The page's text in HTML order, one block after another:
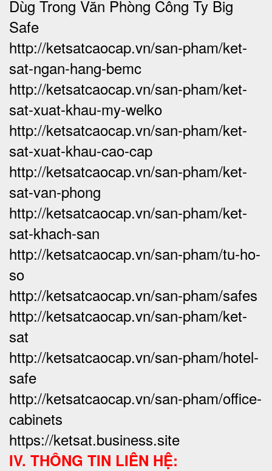
Dùg Trong Văn Phòng Công Ty Big
Safe
http://ketsatcaocap.vn/san-pham/ket-
sat-ngan-hang-bemc
http://ketsatcaocap.vn/san-pham/ket-
sat-xuat-khau-my-welko
http://ketsatcaocap.vn/san-pham/ket-
sat-xuat-khau-cao-cap
http://ketsatcaocap.vn/san-pham/ket-
sat-van-phong
http://ketsatcaocap.vn/san-pham/ket-
sat-khach-san
http://ketsatcaocap.vn/san-pham/tu-ho-
so
http://ketsatcaocap.vn/san-pham/safes
http://ketsatcaocap.vn/san-pham/ket-
sat
http://ketsatcaocap.vn/san-pham/hotel-
safe
http://ketsatcaocap.vn/san-pham/office-
cabinets
https://ketsat.business.site
IV. THÔNG TIN LIÊN HỆ: